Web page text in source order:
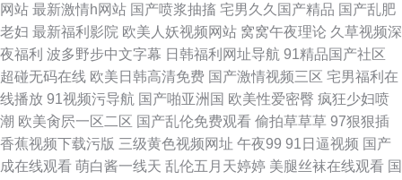
网站 最新激情h网站 国产喷浆抽搐 宅男久久国产精品 国产乱肥
老妇 最新福利影院 欧美人妖视频网站 窝窝午夜理论 久草视频深
夜福利 波多野步中文字幕 日韩福利网址导航 91精品国产社区
超碰无码在线 欧美日韩高清免费 国产激情视频三区 宅男福利在
线播放 91视频污导航 国产啪亚洲国 欧美性爱密臀 疯狂少妇喷
潮 欧美肏屄一区二区 国产乱伦免费观看 偷拍草草草 97狠狠插
香蕉视频下载污版 三级黄色视频网址 午夜99 91日逼视频 国产
成在线观看 萌白酱一线天 乱伦五月天婷婷 美腿丝袜在线观看 国